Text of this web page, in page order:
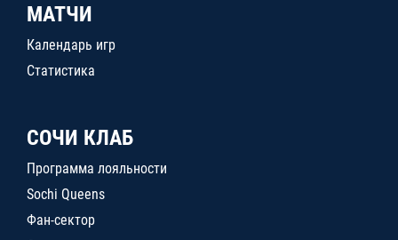
МАТЧИ
Календарь игр
Статистика
СОЧИ КЛАБ
Программа лояльности
Sochi Queens
Фан-сектор